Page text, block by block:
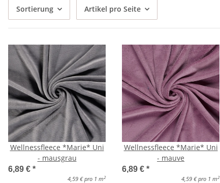
Sortierung Artikel pro Seite
Wellnessfleece *Marie* Uni
- mausgrau
6,89 € *
4,59 € pro 1 m2
Wellnessfleece *Marie* Uni
- mauve
6,89 € *
4,59 € pro 1 m2